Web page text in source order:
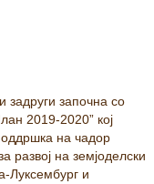
задруги започна со
2019-2020” кој
на чадор
развој на земјоделски
Луксембург и